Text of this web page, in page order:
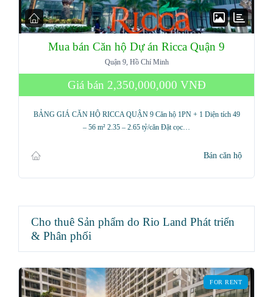
Mua bán Căn hộ Dự án Ricca Quận 9
Quận 9, Hồ Chí Minh
Giá bán 2,350,000,000 VNĐ
BẢNG GIÁ CĂN HỘ RICCA QUẬN 9 Căn hộ 1PN + 1 Diện tích 49
– 56 m² 2.35 – 2.65 tỷ/căn Đặt cọc…
Bán căn hộ
Cho thuê Sản phẩm do Rio Land Phát triển
& Phân phối
FOR RENT